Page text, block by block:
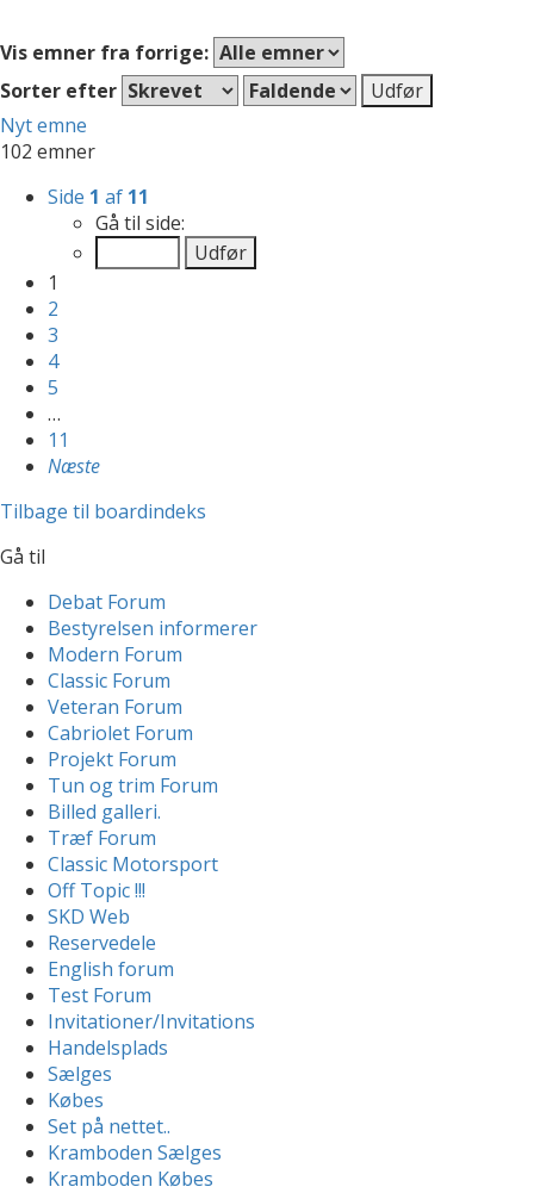
Vis emner fra forrige:
Sorter efter
Nyt emne
102 emner
Side 1 af 11
Gå til side:
1
2
3
4
5
…
11
Næste
Tilbage til boardindeks
Gå til
Debat Forum
Bestyrelsen informerer
Modern Forum
Classic Forum
Veteran Forum
Cabriolet Forum
Projekt Forum
Tun og trim Forum
Billed galleri.
Træf Forum
Classic Motorsport
Off Topic !!!
SKD Web
Reservedele
English forum
Test Forum
Invitationer/Invitations
Handelsplads
Sælges
Købes
Set på nettet..
Kramboden Sælges
Kramboden Købes